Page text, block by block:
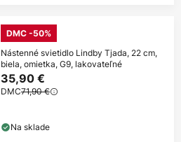
DMC -50%
Nástenné svietidlo Lindby Tjada, 22 cm,
biela, omietka, G9, lakovateľné
35,90 €
DMC71,90 €
Na sklade